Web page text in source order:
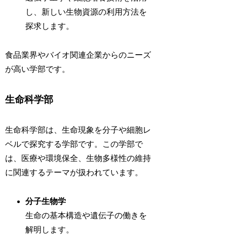
し、新しい生物資源の利用方法を
探求します。
食品業界やバイオ関連企業からのニーズ
が高い学部です。
生命科学部
生命科学部は、生命現象を分子や細胞レ
ベルで探究する学部です。この学部で
は、医療や環境保全、生物多様性の維持
に関連するテーマが扱われています。
分子生物学
生命の基本構造や遺伝子の働きを
解明します。